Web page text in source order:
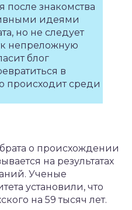
после знакомства
идеями
но не следует
непреложную
блог
в
происходит среди
о происхождении
на результатах
Ученые
установили, что
на 59 тысяч лет.